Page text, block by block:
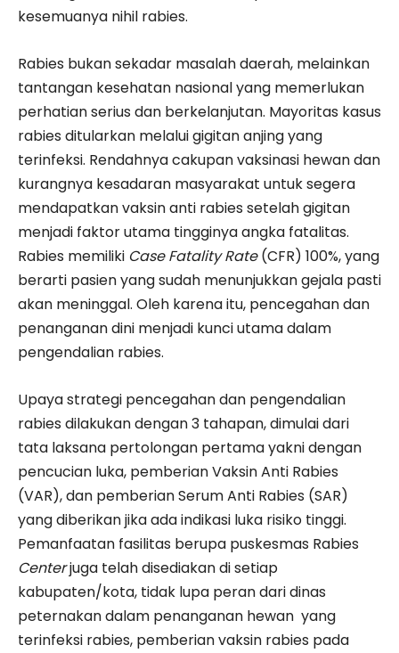
kesemuanya nihil rabies.
Rabies bukan sekadar masalah daerah, melainkan
tantangan kesehatan nasional yang memerlukan
perhatian serius dan berkelanjutan. Mayoritas kasus
rabies ditularkan melalui gigitan anjing yang
terinfeksi. Rendahnya cakupan vaksinasi hewan dan
kurangnya kesadaran masyarakat untuk segera
mendapatkan vaksin anti rabies setelah gigitan
menjadi faktor utama tingginya angka fatalitas.
Rabies memiliki Case Fatality Rate(CFR) 100%, yang
berarti pasien yang sudah menunjukkan gejala pasti
akan meninggal. Oleh karena itu, pencegahan dan
penanganan dini menjadi kunci utama dalam
pengendalian rabies.
Upaya strategi pencegahan dan pengendalian
rabies dilakukan dengan 3 tahapan, dimulai dari
tata laksana pertolongan pertama yakni dengan
pencucian luka, pemberian Vaksin Anti Rabies
(VAR), dan pemberian Serum Anti Rabies (SAR)
yang diberikan jika ada indikasi luka risiko tinggi.
Pemanfaatan fasilitas berupa puskesmas Rabies
Centerjuga telah disediakan di setiap
kabupaten/kota, tidak lupa peran dari dinas
peternakan dalam penanganan hewan yang
terinfeksi rabies, pemberian vaksin rabies pada